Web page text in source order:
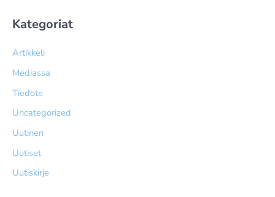
Kategoriat
Artikkeli
Mediassa
Tiedote
Uncategorized
Uutinen
Uutiset
Uutiskirje